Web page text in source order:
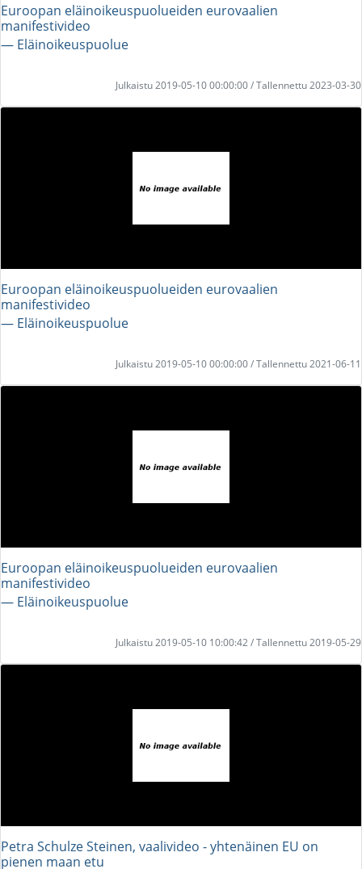
Euroopan eläinoikeuspuolueiden eurovaalien
manifestivideo
― Eläinoikeuspuolue
Julkaistu 2019-05-10 00:00:00 / Tallennettu 2023-03-30
Euroopan eläinoikeuspuolueiden eurovaalien
manifestivideo
― Eläinoikeuspuolue
Julkaistu 2019-05-10 00:00:00 / Tallennettu 2021-06-11
Euroopan eläinoikeuspuolueiden eurovaalien
manifestivideo
― Eläinoikeuspuolue
Julkaistu 2019-05-10 10:00:42 / Tallennettu 2019-05-29
Petra Schulze Steinen, vaalivideo - yhtenäinen EU on
pienen maan etu